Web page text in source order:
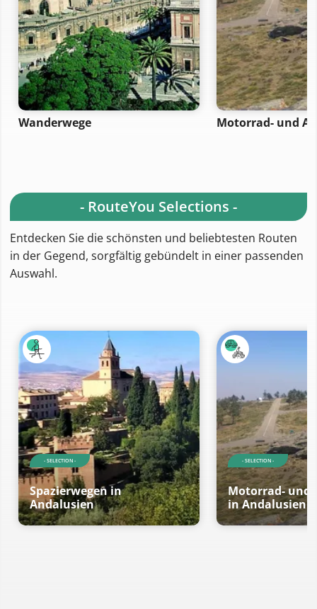
Wanderwege Motorrad- und
- RouteYou Selections -
Entdecken Sie die schönsten und beliebtesten Routen
in der Gegend, sorgfältig gebündelt in einer passenden
Auswahl.
- SELECTION -
Spazierwegen in
Andalusien
- SELECTION -
Motorrad- und
in Andalusien